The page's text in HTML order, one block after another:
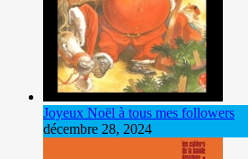
Joyeux Noël à tous mes followers
décembre 28, 2024